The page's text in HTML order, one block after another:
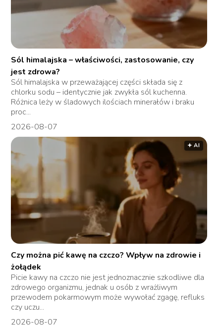
Sól himalajska – właściwości, zastosowanie, czy
jest zdrowa?
Sól himalajska w przeważającej części składa się z
chlorku sodu – identycznie jak zwykła sól kuchenna.
Różnica leży w śladowych ilościach minerałów i braku
proc...
2026-08-07
🟅 AI
Czy można pić kawę na czczo? Wpływ na zdrowie i
żołądek
Picie kawy na czczo nie jest jednoznacznie szkodliwe dla
zdrowego organizmu, jednak u osób z wrażliwym
przewodem pokarmowym może wywołać zgagę, refluks
czy uczu...
2026-08-07